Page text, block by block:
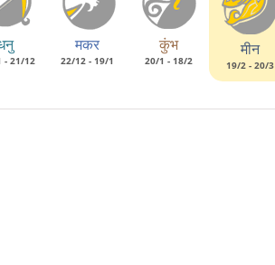
- 21/12
मकर
22/12 - 19/1
कुंभ
20/1 - 18/2
मीन
19/2 - 20/3